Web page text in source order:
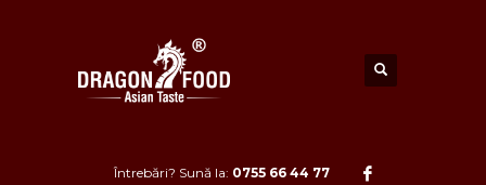
Întrebări? Sună la: 0755 66 44 77